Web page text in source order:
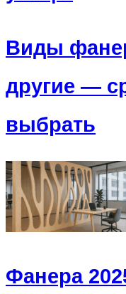
Виды
другие —
выбрать
Фанера